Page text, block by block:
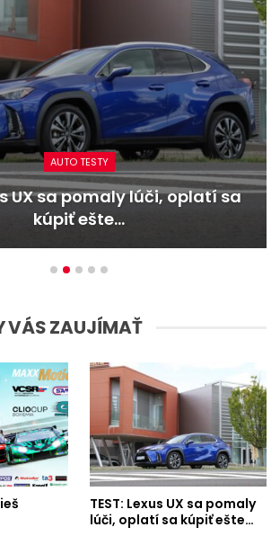
AUTO TESTY
UX sa pomaly lúči, oplatí sa
kúpiť ešte…
VÁS ZAUJÍMAŤ
TEST: Lexus UX sa pomaly
lúči, oplatí sa kúpiť ešte…